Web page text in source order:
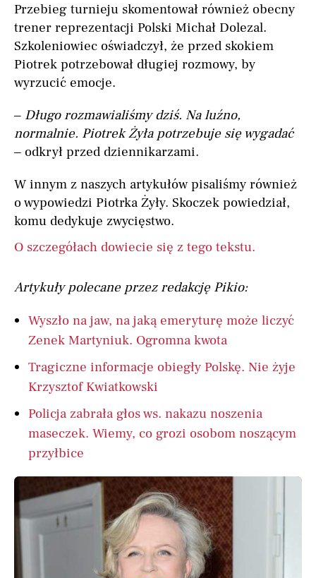
Przebieg turnieju skomentował również obecny
trener reprezentacji Polski Michał Dolezal.
Szkoleniowiec oświadczył, że przed skokiem
Piotrek potrzebował długiej rozmowy, by
wyrzucić emocje.
– Długo rozmawialiśmy dziś. Na luźno,
normalnie. Piotrek Żyła potrzebuje się wygadać
– odkrył przed dziennikarzami.
W innym z naszych artykułów pisaliśmy również
o wypowiedzi Piotrka Żyły. Skoczek powiedział,
komu dedykuje zwycięstwo.
O szczegółach dowiecie się z tego tekstu.
Artykuły polecane przez redakcję Pikio:
Wyszło na jaw, na jaką emeryturę może liczyć
Zenek Martyniuk. Ogromna kwota
Tragiczne informacje obiegły Polskę. Nie żyje
Krzysztof Kwiatkowski
Policja zabrała głos ws. nakazu noszenia
maseczek. Wiemy, co grozi osobom noszącym
przyłbice